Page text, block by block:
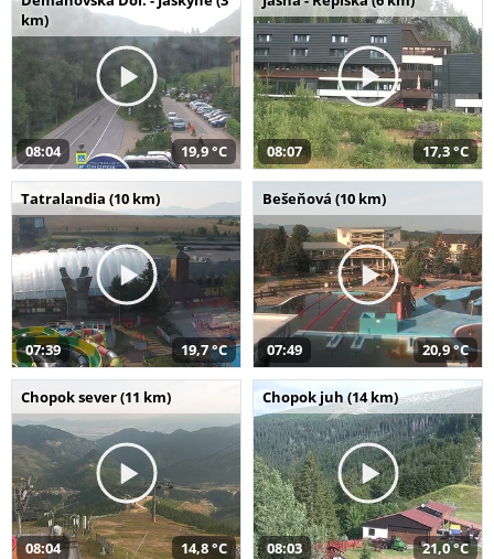
km)
08:04 19,9 °C 08:07 17,3 °C
Tatralandia (10 km)
07:39 19,7 °C
Bešeňová (10 km)
07:49 20,9 °C
Chopok sever (11 km)
08:04 14,8 °C
Chopok juh (14 km)
08:03 21,0 °C